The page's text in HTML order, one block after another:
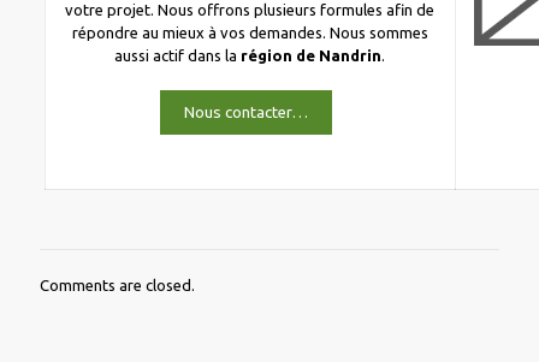
votre projet. Nous offrons plusieurs formules afin de
répondre au mieux à vos demandes. Nous sommes
aussi actif dans la région de Nandrin.
Nous contacter…
Comments are closed.